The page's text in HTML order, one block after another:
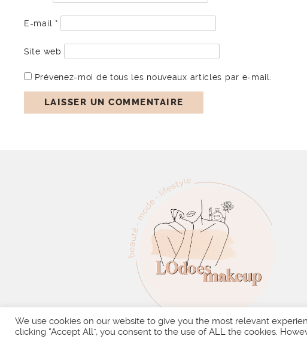
E-mail *
Site web
Prévenez-moi de tous les nouveaux articles par e-mail.
We use cookies on our website to give you the most relevant
clicking “Accept All”, you consent to the use of ALL the cookies.